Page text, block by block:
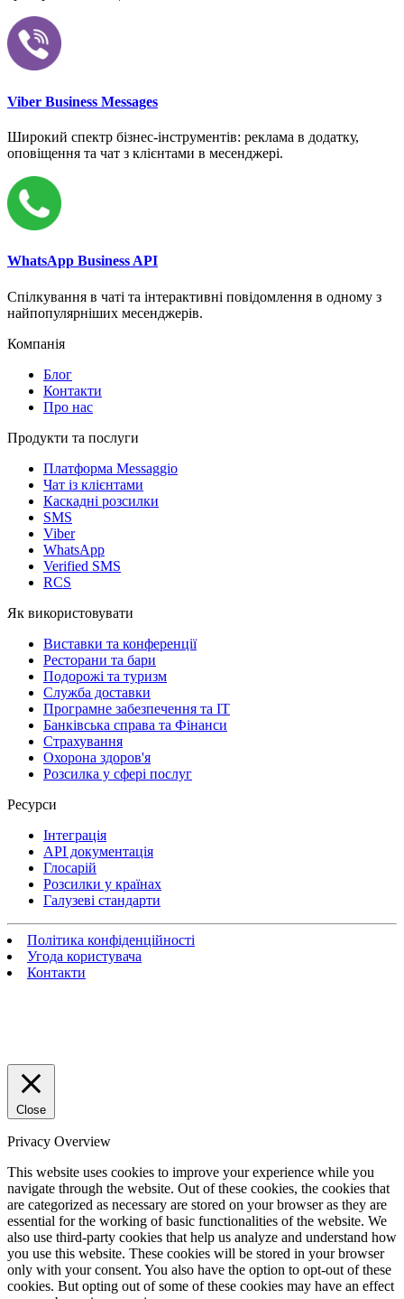
Viber Business Messages
Широкий спектр бізнес-інструментів: реклама в додатку,
оповіщення та чат з клієнтами в месенджері.
WhatsApp Business API
Спілкування в чаті та інтерактивні повідомлення в одному з
найпопулярніших месенджерів.
Компанія
Блог
Контакти
Про нас
Продукти та послуги
Платформа Messaggio
Чат із клієнтами
Каскадні розсилки
SMS
Viber
WhatsApp
Verified SMS
RCS
Як використовувати
Виставки та конференції
Ресторани та бари
Подорожі та туризм
Служба доставки
Програмне забезпечення та IT
Банківська справа та Фінанси
Страхування
Охорона здоров'я
Розсилка у сфері послуг
Ресурси
Інтеграція
API документація
Глосарій
Розсилки у країнах
Галузеві стандарти
Політика конфіденційності
Угода користувача
Контакти
Close
Privacy Overview
This website uses cookies to improve your experience while you
navigate through the website. Out of these cookies, the cookies that
are categorized as necessary are stored on your browser as they are
essential for the working of basic functionalities of the website. We
also use third-party cookies that help us analyze and understand how
you use this website. These cookies will be stored in your browser
only with your consent. You also have the option to opt-out of these
cookies. But opting out of some of these cookies may have an effect